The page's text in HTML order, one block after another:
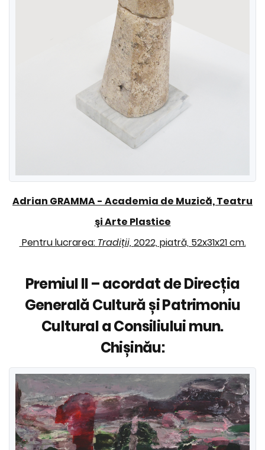
Adrian GRAMMA- Academia de Muzică, Teatru
şi Arte Plastice
Pentru lucrarea: Tradiții, 2022, piatră, 52x31x21 cm.
Premiul II – acordat de Direcția
Generală Cultură și Patrimoniu
Cultural a Consiliului mun.
Chișinău: